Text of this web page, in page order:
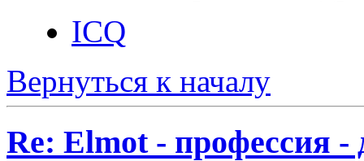
ICQ
Вернуться к началу
Re: Elmot - профессия -